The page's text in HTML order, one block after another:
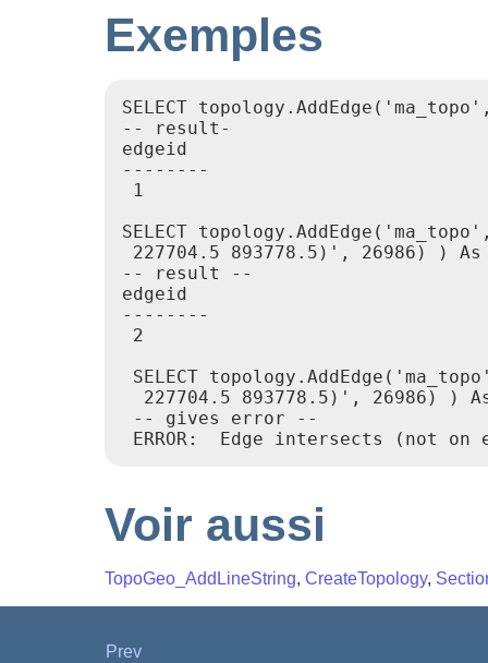
Exemples
SELECT
-- result-
edgeid
--------
1
SELECT
227704.5 893778.5)', 26986) )
-- result --
edgeid
--------
2
SELECT
227704.5 893778.5)', 26986) )
-- gives error --
Voir aussi
TopoGeo_AddLineString, CreateTopology,
Prev